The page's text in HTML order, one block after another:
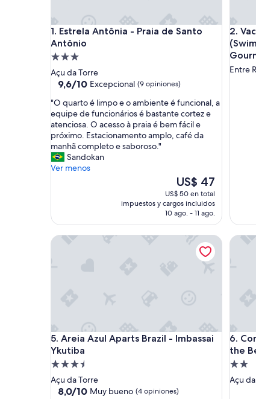
1. Estrela Antônia - Praia de Santo
Antônio
Estrela Antônia - Praia de Santo Antônio
Propiedad
de
3.0
Açu da Torre
9.6
10,
Excepcional,
(9
opiniones)
9,6/10 Excepcional (9 opiniones)
"
O
q
u
a
r
t
m
o
n
t
e
é
u
"O quarto é limpo e o ambiente é funcional, a
equipe de funcionários é bastante cortez e
atenciosa. O acesso à praia é bem fácil e
próximo. Estacionamento amplo, café da
manhã completo e saboroso."
Sandokan
Ver menos
El
precio
actual
es
de
US$ 47
US$ 47
US$ 50 en total
impuestos y cargos incluidos
10 ago. - 11 ago.
2.
Entre
5. Areia Azul Aparts Brazil - Imbassai
Ykutiba
Areia Azul Aparts Brazil - Imbassai Ykutiba
Propiedad
de
3.5
Açu da Torre
8.0
8,0/10 Muy bueno (4 opiniones)
Areia Azul Aparts Brazil - Imbassai Ykutiba
6.
the
de
Açu